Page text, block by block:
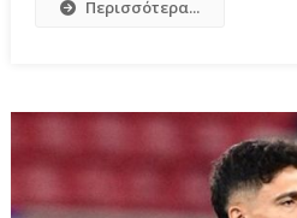
Περισσότερα...